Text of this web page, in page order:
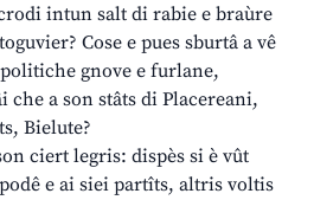
intun salt di rabie e braùre
Cose e pues sburtâ a vê
gnove e furlane,
che a son stâts di Placereani,
Bielute?
ciert legris: dispès si è vût
e ai siei partîts, altris voltis